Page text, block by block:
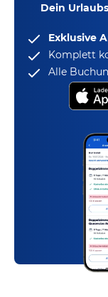
Dein
Exklusive
Komplett
Alle